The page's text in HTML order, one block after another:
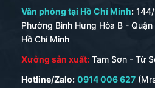
Văn phòng tại Hồ Chí Minh:
Phường Bình Hưng Hòa B -
Hồ Chí Minh
Xưởng sản xuất: Tam Sơn - Từ
Hotline/Zalo: 0914 006 627